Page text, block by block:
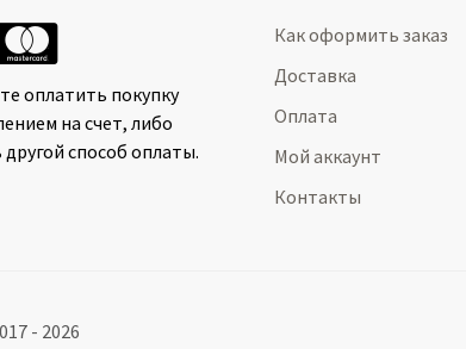
оплатить покупку
на счет, либо
способ оплаты.
Как оформить заказ
Доставка
Оплата
Мой аккаунт
Контакты
- 2026